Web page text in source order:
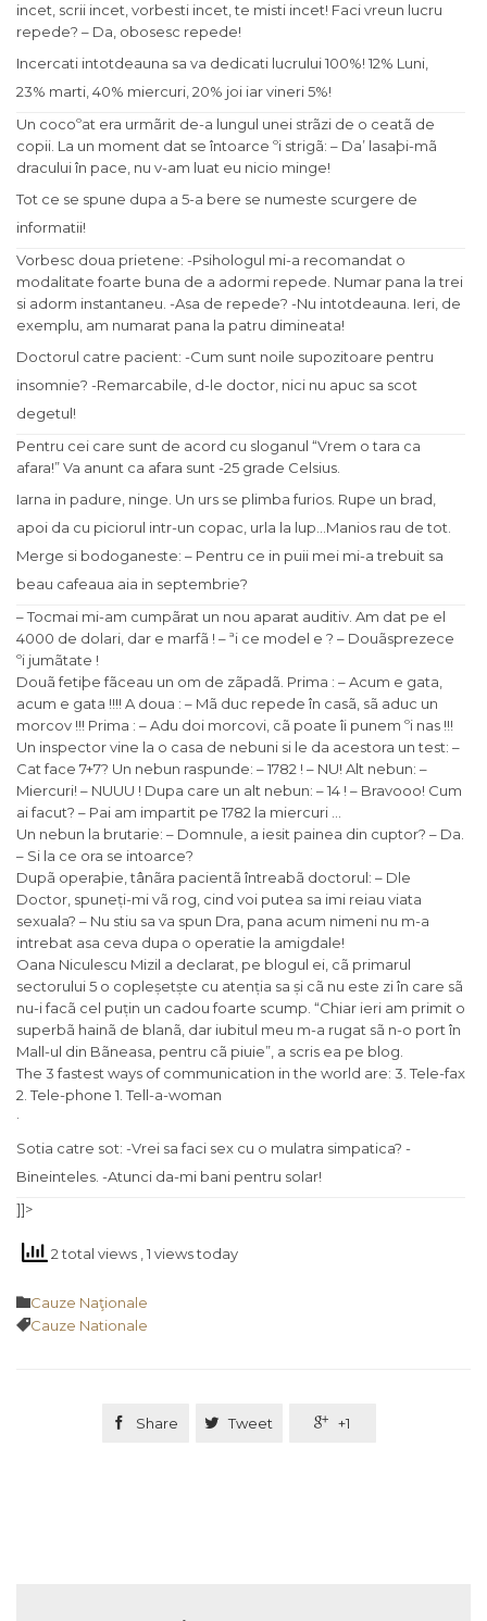
incet, scrii incet, vorbesti incet, te misti incet! Faci vreun lucru
repede? – Da, obosesc repede!
Incercati intotdeauna sa va dedicati lucrului 100%! 12% Luni,
23% marti, 40% miercuri, 20% joi iar vineri 5%!
Un cocoºat era urmãrit de-a lungul unei strãzi de o ceatã de
copii. La un moment dat se întoarce ºi strigã: – Da’ lasaþi-mã
dracului în pace, nu v-am luat eu nicio minge!
Tot ce se spune dupa a 5-a bere se numeste scurgere de
informatii!
Vorbesc doua prietene: -Psihologul mi-a recomandat o
modalitate foarte buna de a adormi repede. Numar pana la trei
si adorm instantaneu. -Asa de repede? -Nu intotdeauna. Ieri, de
exemplu, am numarat pana la patru dimineata!
Doctorul catre pacient: -Cum sunt noile supozitoare pentru
insomnie? -Remarcabile, d-le doctor, nici nu apuc sa scot
degetul!
Pentru cei care sunt de acord cu sloganul “Vrem o tara ca
afara!” Va anunt ca afara sunt -25 grade Celsius.
Iarna in padure, ninge. Un urs se plimba furios. Rupe un brad,
apoi da cu piciorul intr-un copac, urla la lup…Manios rau de tot.
Merge si bodoganeste: – Pentru ce in puii mei mi-a trebuit sa
beau cafeaua aia in septembrie?
– Tocmai mi-am cumpãrat un nou aparat auditiv. Am dat pe el
4000 de dolari, dar e marfã ! – ªi ce model e ? – Douãsprezece
ºi jumãtate !
Douã fetiþe fãceau un om de zãpadã. Prima : – Acum e gata,
acum e gata !!!! A doua : – Mã duc repede în casã, sã aduc un
morcov !!! Prima : – Adu doi morcovi, cã poate îi punem ºi nas !!!
Un inspector vine la o casa de nebuni si le da acestora un test: –
Cat face 7+7? Un nebun raspunde: – 1782 ! – NU! Alt nebun: –
Miercuri! – NUUU ! Dupa care un alt nebun: – 14 ! – Bravooo! Cum
ai facut? – Pai am impartit pe 1782 la miercuri …
Un nebun la brutarie: – Domnule, a iesit painea din cuptor? – Da.
– Si la ce ora se intoarce?
Dupã operaþie, tânãra pacientã întreabã doctorul: – Dle
Doctor, spuneți-mi vã rog, cind voi putea sa imi reiau viata
sexuala? – Nu stiu sa va spun Dra, pana acum nimeni nu m-a
intrebat asa ceva dupa o operatie la amigdale!
Oana Niculescu Mizil a declarat, pe blogul ei, cã primarul
sectorului 5 o copleșetște cu atenția sa și cã nu este zi în care sã
nu-i facã cel puțin un cadou foarte scump. “Chiar ieri am primit o
superbã hainã de blanã, dar iubitul meu m-a rugat sã n-o port în
Mall-ul din Bãneasa, pentru cã piuie”, a scris ea pe blog.
The 3 fastest ways of communication in the world are: 3. Tele-fax
2. Tele-phone 1. Tell-a-woman
·
Sotia catre sot: -Vrei sa faci sex cu o mulatra simpatica? -
Bineinteles. -Atunci da-mi bani pentru solar!
]]>
2 total views , 1 views today
Category
Cauze Naţionale
Tags
Cauze Nationale
 Share  Tweet  +1